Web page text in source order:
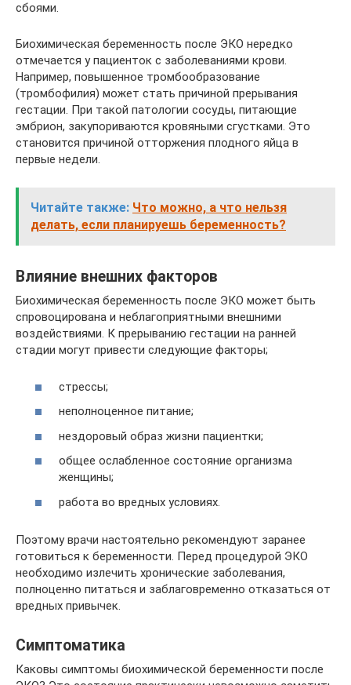
сбоями.
Биохимическая беременность после ЭКО нередко
отмечается у пациенток с заболеваниями крови.
Например, повышенное тромбообразование
(тромбофилия) может стать причиной прерывания
гестации. При такой патологии сосуды, питающие
эмбрион, закупориваются кровяными сгустками. Это
становится причиной отторжения плодного яйца в
первые недели.
Читайте также: Что можно, а что нельзя
делать, если планируешь беременность?
Влияние внешних факторов
Биохимическая беременность после ЭКО может быть
спровоцирована и неблагоприятными внешними
воздействиями. К прерыванию гестации на ранней
стадии могут привести следующие факторы;
стрессы;
неполноценное питание;
нездоровый образ жизни пациентки;
общее ослабленное состояние организма
женщины;
работа во вредных условиях.
Поэтому врачи настоятельно рекомендуют заранее
готовиться к беременности. Перед процедурой ЭКО
необходимо излечить хронические заболевания,
полноценно питаться и заблаговременно отказаться от
вредных привычек.
Симптоматика
Каковы симптомы биохимической беременности после